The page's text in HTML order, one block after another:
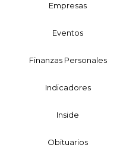
Empresas
Eventos
Finanzas Personales
Indicadores
Inside
Obituarios